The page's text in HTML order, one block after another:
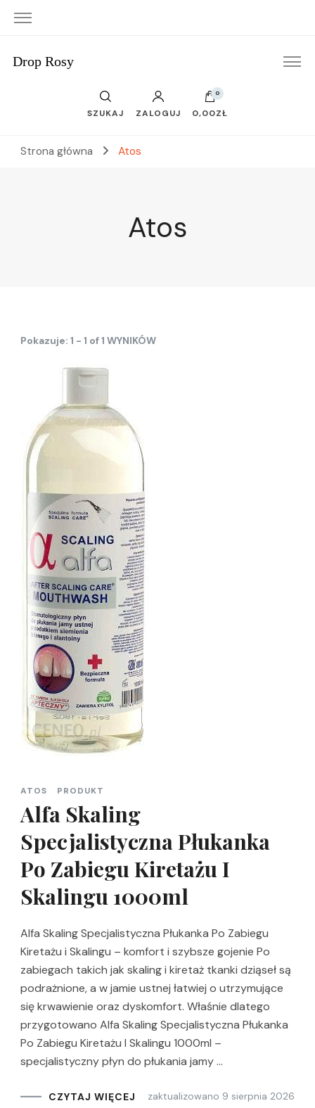
Drop Rosy
SZUKAJ ZALOGUJ
0
0,00ZŁ
Strona główna Atos
Atos
Pokazuje: 1 - 1 of 1 WYNIKÓW
ATOS PRODUKT
Alfa Skaling
Specjalistyczna Płukanka
Po Zabiegu Kiretażu I
Skalingu 1000ml
Alfa Skaling Specjalistyczna Płukanka Po Zabiegu
Kiretażu i Skalingu – komfort i szybsze gojenie Po
zabiegach takich jak skaling i kiretaż tkanki dziąseł są
podrażnione, a w jamie ustnej łatwiej o utrzymujące
się krwawienie oraz dyskomfort. Właśnie dlatego
przygotowano Alfa Skaling Specjalistyczna Płukanka
Po Zabiegu Kiretażu I Skalingu 1000ml –
specjalistyczny płyn do płukania jamy …
CZYTAJ WIĘCEJ zaktualizowano 9 sierpnia 2026